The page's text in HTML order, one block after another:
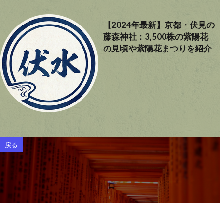
【2024年最新】京都・伏見の
藤森神社：3,500株の紫陽花
の見頃や紫陽花まつりを紹介
戻る